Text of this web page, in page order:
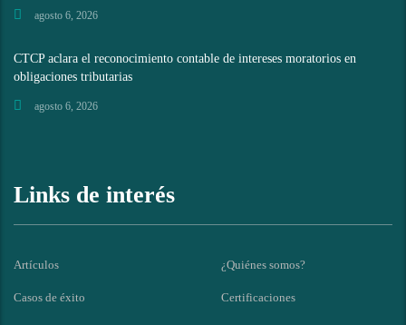
agosto 6, 2026
CTCP aclara el reconocimiento contable de intereses moratorios en
obligaciones tributarias
agosto 6, 2026
Links de interés
Artículos ¿Quiénes somos?
Casos de éxito Certificaciones